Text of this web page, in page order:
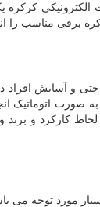
الکترونیکی
برقی مناسب را
و آسایش
صورت اتوماتیک
کارکرد و برند
مورد توجه می